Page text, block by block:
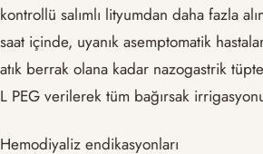
kontrollü salımlı lityumdan daha fazla
saat içinde, uyanık asemptomatik
atık berrak olana kadar nazogastrik
L PEG verilerek tüm bağırsak
Hemodiyaliz endikasyonları